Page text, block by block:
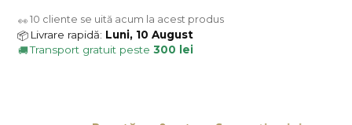
👀 10 cliente se uită acum la acest produs
📦 Livrare rapidă: Luni, 10 August
🚚Transport gratuit peste 300 lei